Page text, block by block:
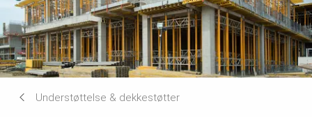
Understøttelse & dekkestøtter